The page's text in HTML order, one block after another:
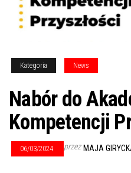
Kategoria News
Nabór do
Kompetencji
06/03/2024 przez MAJA